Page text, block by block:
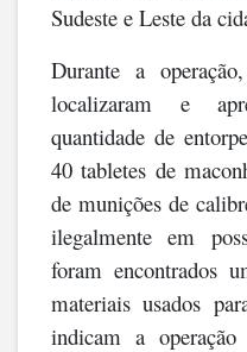
Sudeste e Leste da
Durante a
localizaram e
quantidade de
40 tabletes de
de munições de
ilegalmente em
foram encontrados
materiais usados
indicam a